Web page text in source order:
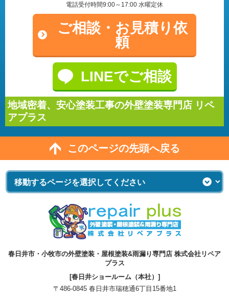
電話受付時間9:00～17:00 水曜定休
ご相談・ お見積り依
頼
LINEでご相談
地域密着、安心塗装工事の外壁塗装専門店 リペ
アプラス
このページの先頭へ戻る
春日井市・小牧市の外壁塗装・屋根塗装&雨漏り専門店 株式会社リペア
プラス
[春日井ショールーム（本社）]
〒486-0845 春日井市瑞穂通6丁目15番地1